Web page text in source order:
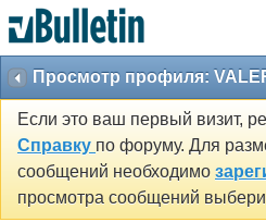
Просмотр профиля:
Если это ваш первый визит,
Справку по форуму. Для
сообщений необходимо
просмотра сообщений